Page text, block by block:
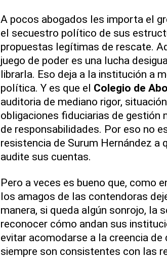
A pocos abogados les importa el
el secuestro político de sus
propuestas legítimas de rescate.
juego de poder es una lucha
librarla. Eso deja a la institución a
política. Y es que el Colegio de
auditoria de mediano rigor,
obligaciones fiduciarias de gestión
de responsabilidades. Por eso no
resistencia de Surum Hernández a
audite sus cuentas.
Pero a veces es bueno que, como
los amagos de las contendoras
manera, si queda algún sonrojo, la
reconocer cómo andan sus
evitar acomodarse a la creencia de
siempre son consistentes con las